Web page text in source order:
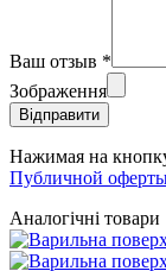
Ваш отзыв *
Зображення
Відправити
Нажимая на
Публичной
Аналогічні товари